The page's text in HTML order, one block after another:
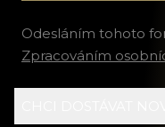
Odesláním tohoto
Zpracováním